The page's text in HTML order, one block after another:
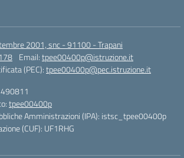
2001, snc - 91100 - Trapani
Email:tpee00400p@istruzione.it
(PEC):tpee00400p@pec.istruzione.it
tpee00400p
Amministrazioni (IPA): istsc_tpee00400p
(CUF): UF1RHG